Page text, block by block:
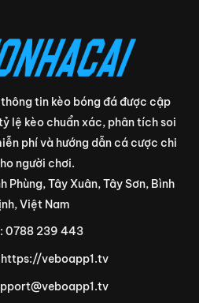
tin kèo bóng đá được cập
lệ kèo chuẩn xác, phân tích soi
phí và hướng dẫn cá cược chi
người chơi.
Tây Xuân, Tây Sơn, Bình
Việt Nam
0788 239 443
https://veboapp1.tv